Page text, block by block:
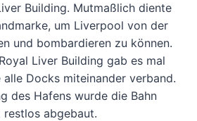
Building. Mutmaßlich diente
um Liverpool von der
und bombardieren zu können.
Liver Building gab es mal
alle Docks miteinander verband.
des Hafens wurde die Bahn
abgebaut.